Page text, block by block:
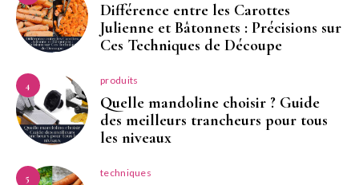
Différence entre les Carottes
Julienne et Bâtonnets : Précisions sur
Ces Techniques de Découpe
4 produits
Quelle mandoline choisir ? Guide
des meilleurs trancheurs pour tous
les niveaux
5 techniques